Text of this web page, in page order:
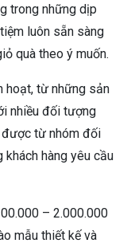
trong những dịp
luôn sẵn sàng
quà theo ý muốn.
hoạt, từ những sản
nhiều đối tượng
được từ nhóm đối
khách hàng yêu cầu
– 2.000.000
mẫu thiết kế và